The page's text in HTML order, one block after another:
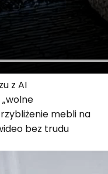
z AI
mebli na
bez trudu